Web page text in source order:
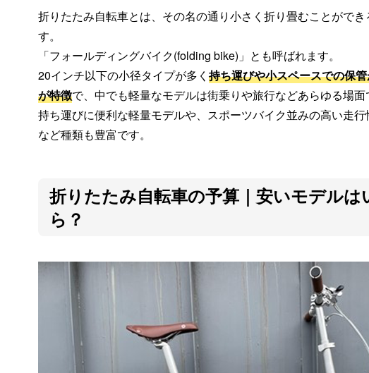
折りたたみ自転車とは、その名の通り小さく折り畳むことがで
す。
「フォールディングバイク(folding bike)」とも呼ばれます。
20インチ以下の小径タイプが多く 持ち運びや小スペースでの保
が特徴で、中でも軽量なモデルは街乗りや旅行などあらゆる場面
持ち運びに便利な軽量モデルや、スポーツバイク並みの高い走
など種類も豊富です。
折りたたみ自転車の予算｜安いモデルは
ら？